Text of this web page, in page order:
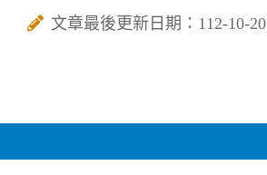
文章最後更新日期：112-10-20